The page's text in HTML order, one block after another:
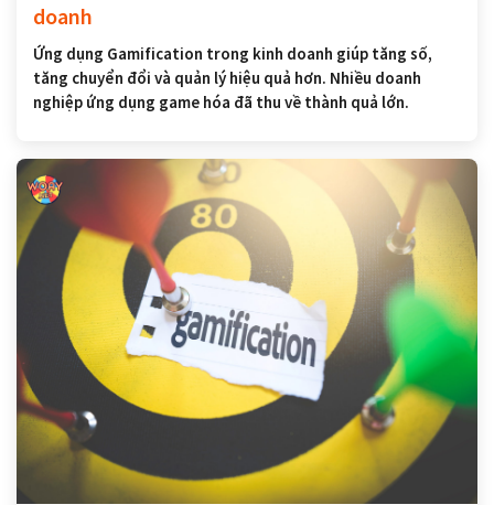
doanh
Ứng dụng Gamification trong kinh doanh giúp tăng số,
tăng chuyển đổi và quản lý hiệu quả hơn. Nhiều doanh
nghiệp ứng dụng game hóa đã thu về thành quả lớn.